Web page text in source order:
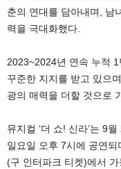
춘의 연대를 담아내며, 남
력을 극대화했다.
2023~2024년 연속 누적
꾸준한 지지를 받고 있으
광의 매력을 더할 것으로
뮤지컬 ‘더 쇼! 신라’는 9
일요일 오후 7시에 공연
(구 인터파크 티켓)에서 가